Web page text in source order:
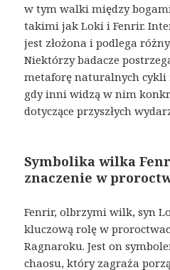
w tym walki między
takimi jak Loki i Fenrir.
jest złożona i podlega
Niektórzy badacze
metaforę naturalnych cykli
gdy inni widzą w nim
dotyczące przyszłych
Symbolika wilka
znaczenie w
Fenrir, olbrzymi wilk, syn
kluczową rolę w
Ragnaroku. Jest on
chaosu, który zagraża